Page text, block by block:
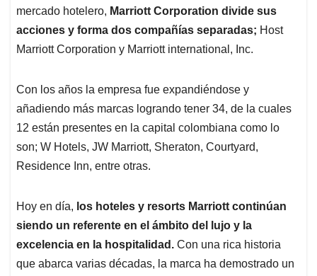
mercado hotelero, Marriott Corporation divide sus
acciones y forma dos compañías separadas; Host
Marriott Corporation y Marriott international, Inc.
Con los años la empresa fue expandiéndose y
añadiendo más marcas logrando tener 34, de la cuales
12 están presentes en la capital colombiana como lo
son; W Hotels, JW Marriott, Sheraton, Courtyard,
Residence Inn, entre otras.
Hoy en día, los hoteles y resorts Marriott continúan
siendo un referente en el ámbito del lujo y la
excelencia en la hospitalidad. Con una rica historia
que abarca varias décadas, la marca ha demostrado un